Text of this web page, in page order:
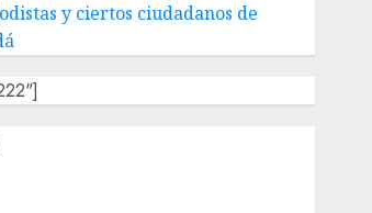
y ciertos ciudadanos de